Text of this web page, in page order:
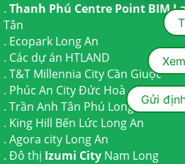
. Thanh Phú Centre Point BIM
Tân
. Ecopark Long An
. Các dự án HTLAND
. T&T Millennia City Cần Giuộc
. Phúc An CityĐức Hoà
. Trần Anh Tân Phú Long An
. King Hill Bến Lức Long An
. Agora city Long An
. Đô thị Izumi City Nam Long
Gửi